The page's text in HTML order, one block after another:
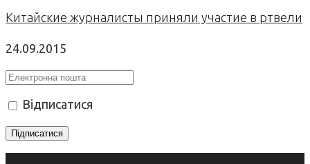
Китайские журналисты приняли участие в ртвели
24.09.2015
Відписатися